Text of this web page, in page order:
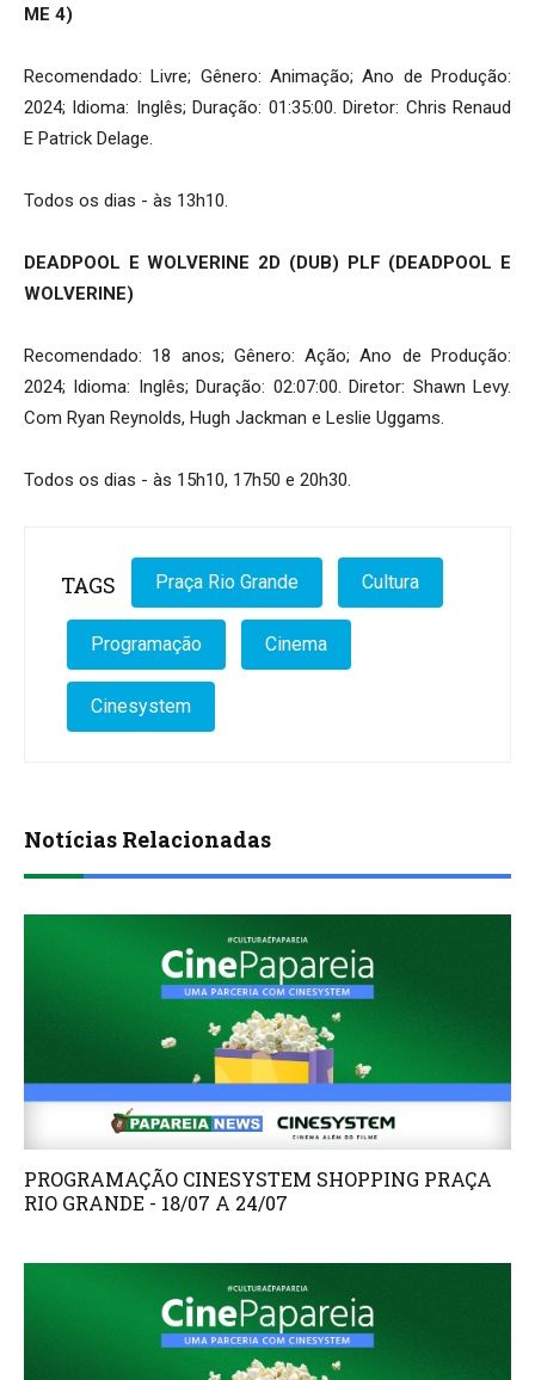
ME 4)
Recomendado: Livre; Gênero: Animação; Ano de Produção:
2024; Idioma: Inglês; Duração: 01:35:00. Diretor: Chris Renaud
E Patrick Delage.
Todos os dias - às 13h10.
DEADPOOL E WOLVERINE 2D (DUB) PLF (DEADPOOL E
WOLVERINE)
Recomendado: 18 anos; Gênero: Ação; Ano de Produção:
2024; Idioma: Inglês; Duração: 02:07:00. Diretor: Shawn Levy.
Com Ryan Reynolds, Hugh Jackman e Leslie Uggams.
Todos os dias - às 15h10, 17h50 e 20h30.
TAGS Praça Rio Grande Cultura
Programação Cinema
Cinesystem
Notícias Relacionadas
PROGRAMAÇÃO CINESYSTEM SHOPPING PRAÇA
RIO GRANDE - 18/07 A 24/07